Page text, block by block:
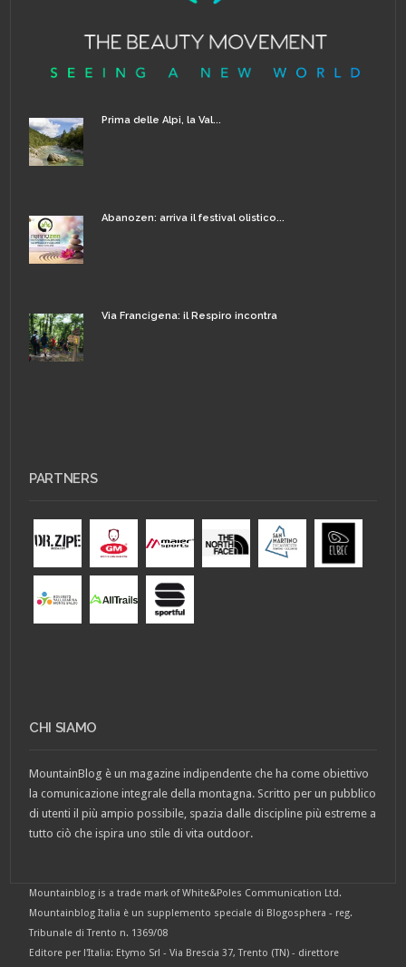
Prima delle Alpi, la Val...
Abanozen: arriva il festival olistico...
Via Francigena: il Respiro incontra
PARTNERS
CHI SIAMO
MountainBlog è un magazine indipendente che ha come obiettivo
la comunicazione integrale della montagna. Scritto per un pubblico
di utenti il più ampio possibile, spazia dalle discipline più estreme a
tutto ciò che ispira uno stile di vita outdoor.
Mountainblog is a trade mark of White&Poles Communication Ltd.
Mountainblog Italia è un supplemento speciale di Blogosphera - reg.
Tribunale di Trento n. 1369/08
Editore per l'Italia: Etymo Srl - Via Brescia 37, Trento (TN) - direttore